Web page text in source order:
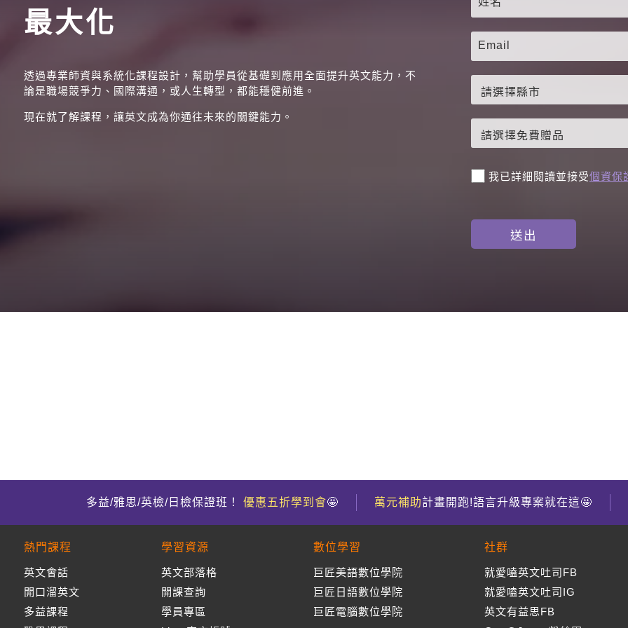
最大化
透過專業師資與系統化課程設計，幫助學員從基礎到應用全面提升英文能力，不
論是職場競爭力、國際溝通，或人生轉型，都能穩健前進。
現在就了解課程，讓英文成為你通往未來的關鍵能力。
我已詳細閱讀並接受個資保
多益/雅思/英檢/日檢保證班！ 優惠五折學到會🤩 萬元補助計畫開跑!語言升級專案就在這🤩
熱門課程
英文會話
開口溜英文
多益課程
學習資源
英文部落格
開課查詢
學員專區
數位學習
巨匠美語數位學院
巨匠日語數位學院
巨匠電腦數位學院
社群
就愛嗑英文吐司FB
就愛嗑英文吐司IG
英文有益思FB